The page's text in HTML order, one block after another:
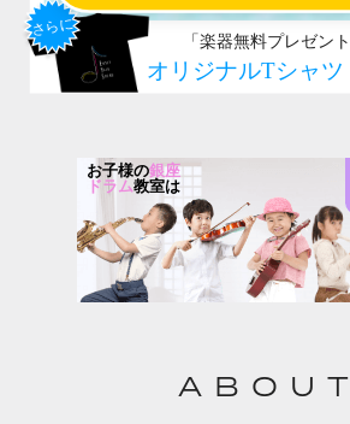
お子様の銀座
ドラム教室は
ABOUT